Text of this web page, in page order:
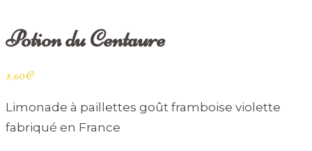
Potion du Centaure
5,60€
Limonade à paillettes goût framboise violette
fabriqué en France